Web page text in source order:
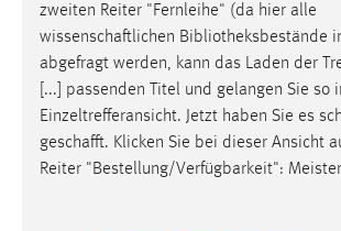
zweiten Reiter "Fernleihe" (da hier alle
wissenschaftlichen Bibliotheksbestände
abgefragt werden, kann das Laden der
[...] passenden Titel und gelangen Sie so
Einzeltrefferansicht. Jetzt haben Sie es
geschafft. Klicken Sie bei dieser Ansicht
Reiter "Bestellung/Verfügbarkeit":